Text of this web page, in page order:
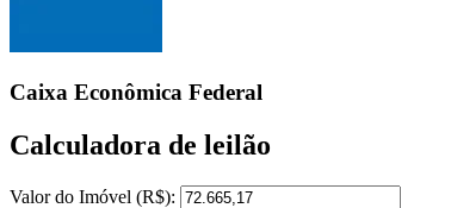
Caixa Econômica Federal
Calculadora de leilão
Valor do Imóvel (R$):